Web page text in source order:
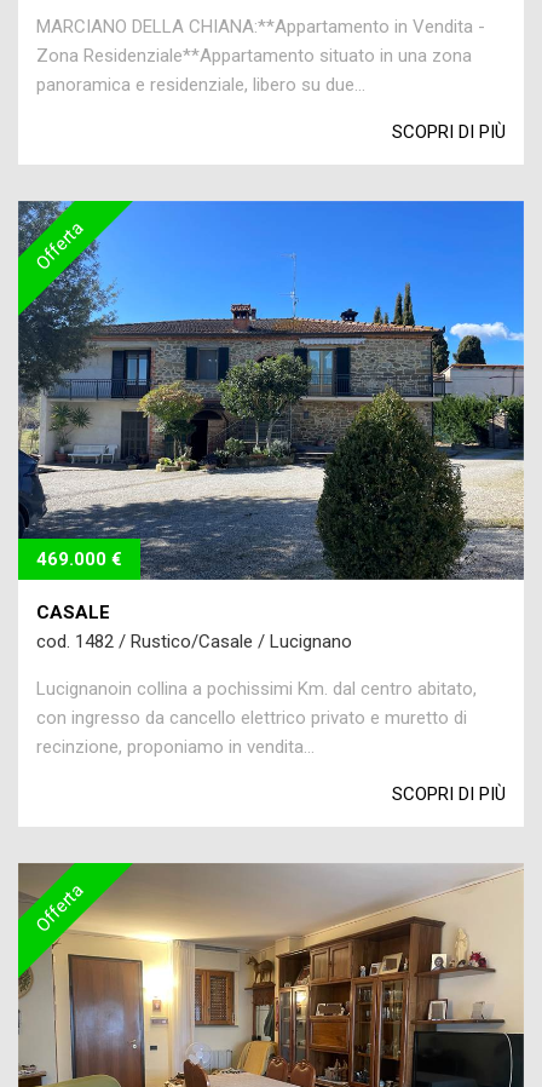
MARCIANO DELLA CHIANA:**Appartamento in Vendita -
Zona Residenziale**Appartamento situato in una zona
panoramica e residenziale, libero su due...
SCOPRI DI PIÙ
Offerta
469.000 €
CASALE
cod. 1482 / Rustico/Casale / Lucignano
Lucignanoin collina a pochissimi Km. dal centro abitato,
con ingresso da cancello elettrico privato e muretto di
recinzione, proponiamo in vendita...
SCOPRI DI PIÙ
Offerta